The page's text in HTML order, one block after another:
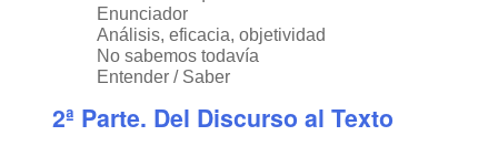
Enunciador
Análisis, eficacia, objetividad
No sabemos todavía
Entender / Saber
2ª Parte. Del Discurso al Texto